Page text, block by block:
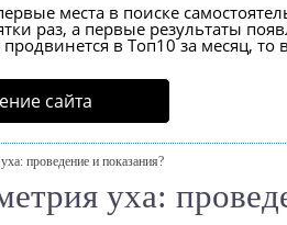
места в поиске
раз, а первые результаты
в Топ10 за месяц, то в
сайта
проведение и показания?
уха: